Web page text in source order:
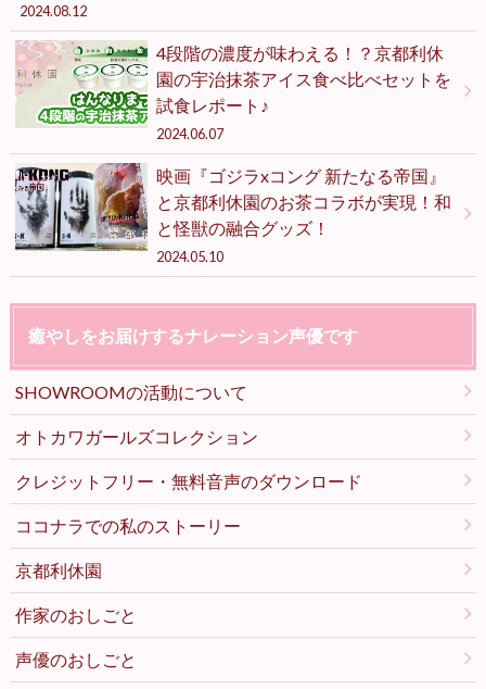
2024.08.12
4段階の濃度が味わえる！？京都利休
園の宇治抹茶アイス食べ比べセットを
試食レポート♪
2024.06.07
映画『ゴジラxコング 新たなる帝国』
と京都利休園のお茶コラボが実現！和
と怪獣の融合グッズ！
2024.05.10
癒やしをお届けするナレーション声優です
SHOWROOMの活動について
オトカワガールズコレクション
クレジットフリー・無料音声のダウンロード
ココナラでの私のストーリー
京都利休園
作家のおしごと
声優のおしごと